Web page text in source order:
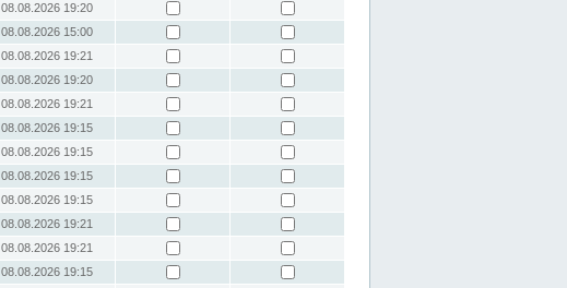
08.08.2026 19:20
08.08.2026 15:00
08.08.2026 19:21
08.08.2026 19:20
08.08.2026 19:21
08.08.2026 19:15
08.08.2026 19:15
08.08.2026 19:15
08.08.2026 19:15
08.08.2026 19:21
08.08.2026 19:21
08.08.2026 19:15